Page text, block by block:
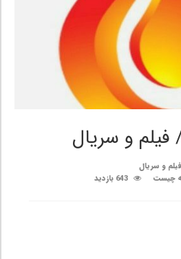
فیلم و سریال
فیلم و سریال
چیست
643 بازدید